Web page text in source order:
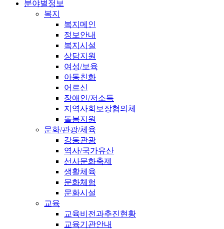
분야별정보
복지
복지메인
정보안내
복지시설
상담지원
여성/보육
아동친화
어르신
장애인/저소득
지역사회보장협의체
돌봄지원
문화/관광/체육
강동관광
역사/국가유산
선사문화축제
생활체육
문화체험
문화시설
교육
교육비전과추진현황
교육기관안내